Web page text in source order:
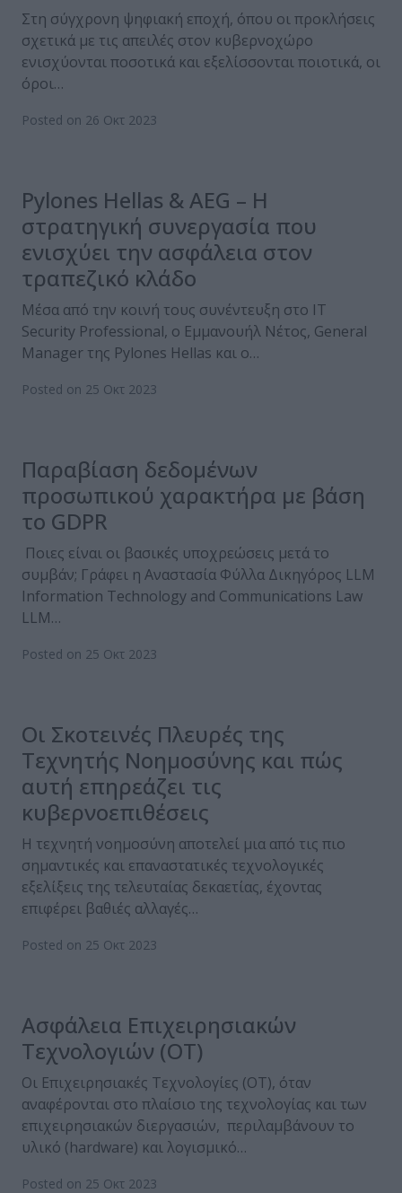
Στη σύγχρονη ψηφιακή εποχή, όπου οι προκλήσεις
σχετικά με τις απειλές στον κυβερνοχώρο
ενισχύονται ποσοτικά και εξελίσσονται ποιοτικά, οι
όροι…
Posted on 26 Οκτ 2023
Pylones Hellas & AEG – H
στρατηγική συνεργασία που
ενισχύει την ασφάλεια στον
τραπεζικό κλάδο
Μέσα από την κοινή τους συνέντευξη στο IT
Security Professional, ο Εμμανουήλ Νέτος, General
Manager της Pylones Hellas και ο…
Posted on 25 Οκτ 2023
Παραβίαση δεδομένων
προσωπικού χαρακτήρα με βάση
το GDPR
Ποιες είναι οι βασικές υποχρεώσεις μετά το
συμβάν; Γράφει η Αναστασία Φύλλα Δικηγόρος LLM
Information Technology and Communications Law
LLM…
Posted on 25 Οκτ 2023
Οι Σκοτεινές Πλευρές της
Τεχνητής Νοημοσύνης και πώς
αυτή επηρεάζει τις
κυβερνοεπιθέσεις
Η τεχνητή νοημοσύνη αποτελεί μια από τις πιο
σημαντικές και επαναστατικές τεχνολογικές
εξελίξεις της τελευταίας δεκαετίας, έχοντας
επιφέρει βαθιές αλλαγές…
Posted on 25 Οκτ 2023
Ασφάλεια Επιχειρησιακών
Τεχνολογιών (OT)
Οι Επιχειρησιακές Τεχνολογίες (OT), όταν
αναφέρονται στο πλαίσιο της τεχνολογίας και των
επιχειρησιακών διεργασιών, περιλαμβάνουν το
υλικό (hardware) και λογισμικό…
Posted on 25 Οκτ 2023